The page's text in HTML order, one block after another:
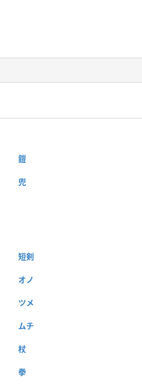
鎧
兜
短剣
オノ
ツメ
ムチ
杖
拳